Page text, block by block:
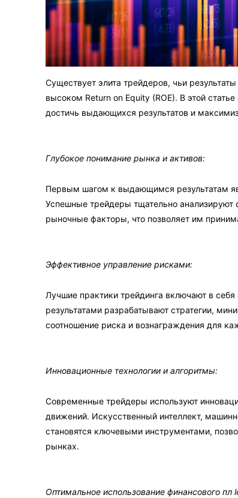
Существует элита трейдеров, чьи
высоком Return on Equity (ROE). В этой
достичь выдающихся результатов и
Глубокое понимание рынка и активов:
Первым шагом к выдающимся результатам
Успешные трейдеры тщательно
рыночные факторы, что позволяет им
Эффективное управление рисками:
Лучшие практики трейдинга включают в
результатами разрабатывают стратегии,
соотношение риска и вознаграждения для
Инновационные технологии и алгоритмы:
Современные трейдеры используют
движений. Искусственный интеллект,
становятся ключевыми инструментами,
рынках.
Оптимальное использование финансового пл